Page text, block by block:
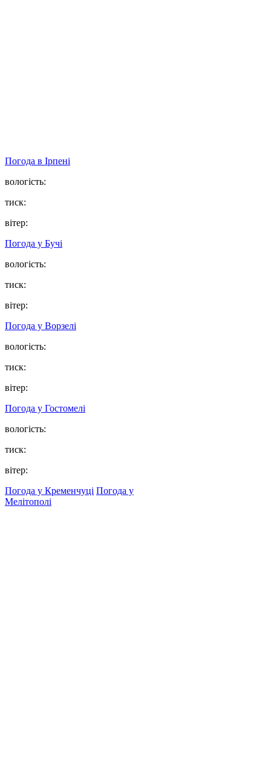
Погода в Ірпені
вологість:
тиск:
вітер:
Погода у Бучі
вологість:
тиск:
вітер:
Погода у Ворзелі
вологість:
тиск:
вітер:
Погода у Гостомелі
вологість:
тиск:
вітер:
Погода у Кременчуці Погода у
Мелітополі